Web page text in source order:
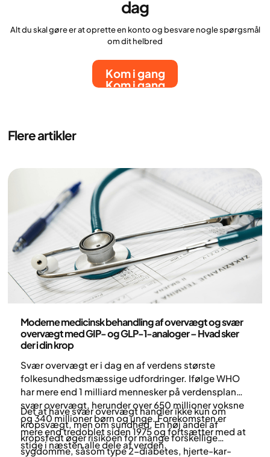
dag
Alt du skal gøre er at oprette en konto og besvare nogle spørgsmål
om dit helbred
Kom i gang
Kom i gang
Flere artikler
Moderne medicinsk behandling af overvægt og svær
overvægt med GIP- og GLP-1-analoger – Hvad sker
der i din krop
Svær overvægt er i dag en af verdens største
folkesundhedsmæssige udfordringer. Ifølge WHO
har mere end 1 milliard mennesker på verdensplan
svær overvægt, herunder over 650 millioner voksne
og 340 millioner børn og unge. Forekomsten er
mere end tredoblet siden 1975 og fortsætter med at
stige i næsten alle dele af verden.
Det at have svær overvægt handler ikke kun om
kropsvægt, men om sundhed. En høj andel af
kropsfedt øger risikoen for mange forskellige
sygdomme, såsom type 2-diabetes, hjerte-kar-